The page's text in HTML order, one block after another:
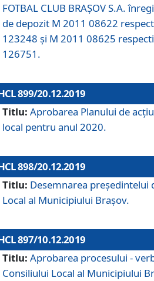
FOTBAL CLUB BRAȘOV S.A.
de depozit M 2011 08622
123248 și M 2011 08625
126751.
899/20.12.2019
Titlu: Aprobarea Planului de
local pentru anul 2020.
898/20.12.2019
Titlu: Desemnarea preşedintelui
Local al Municipiului Braşov.
897/10.12.2019
Titlu: Aprobarea procesului -
Consiliului Local al Municipiului